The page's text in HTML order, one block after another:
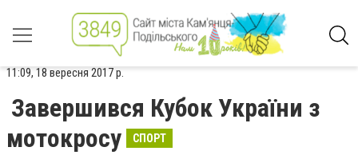
11:09, 18 вересня 2017 р.
Завершився Кубок України з
мотокросу
СПОРТ